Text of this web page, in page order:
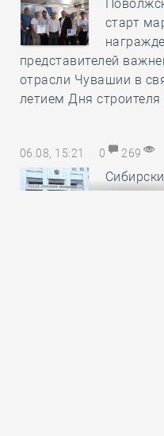
старт
представителей
отрасли Чувашии в
летием Дня строителя
06.08, 15:21 0 269